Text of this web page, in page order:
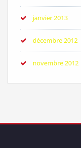
janvier 2013
décembre 2012
novembre 2012